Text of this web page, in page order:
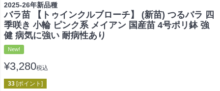
2025-26年新品種
バラ苗 【トゥインクルブローチ】 (新苗) つるバラ 四
季咲き 小輪 ピンク系 メイアン 国産苗 4号ポリ鉢 強
健 病気に強い 耐病性あり
New!
¥3,280税込
33 [ポイント]